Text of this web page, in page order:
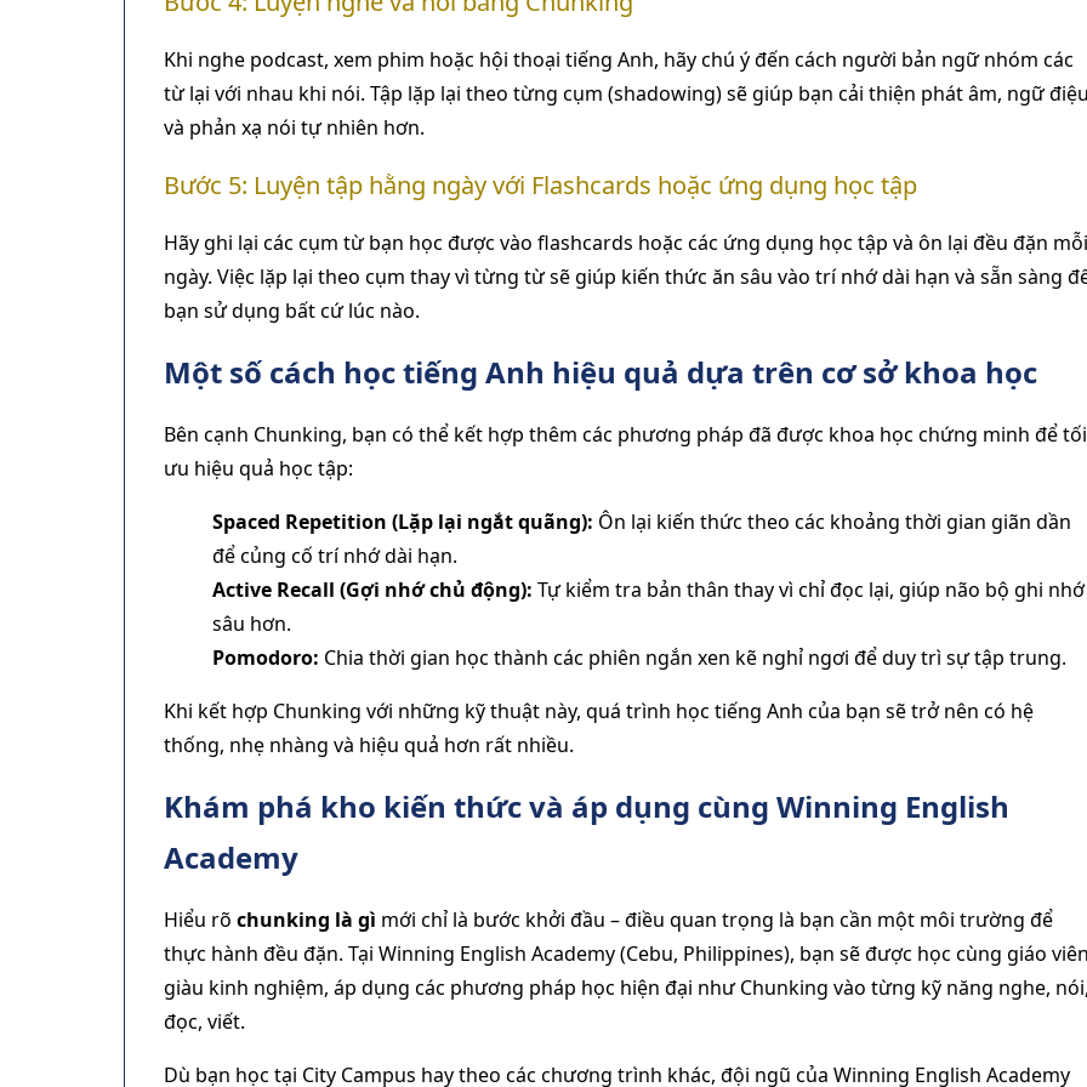
Khi nghe podcast, xem phim hoặc hội thoại tiếng Anh, hãy chú ý đến cách người bản ngữ nhóm các
từ lại với nhau khi nói. Tập lặp lại theo từng cụm (shadowing) sẽ giúp bạn cải thiện phát âm, ngữ điệu
và phản xạ nói tự nhiên hơn.
Bước 5: Luyện tập hằng ngày với Flashcards hoặc ứng dụng học tập
Hãy ghi lại các cụm từ bạn học được vào flashcards hoặc các ứng dụng học tập và ôn lại đều đặn mỗi
ngày. Việc lặp lại theo cụm thay vì từng từ sẽ giúp kiến thức ăn sâu vào trí nhớ dài hạn và sẵn sàng
bạn sử dụng bất cứ lúc nào.
Một số cách học tiếng Anh hiệu quả dựa trên cơ sở khoa học
Bên cạnh Chunking, bạn có thể kết hợp thêm các phương pháp đã được khoa học chứng minh để tối
ưu hiệu quả học tập:
Spaced Repetition (Lặp lại ngắt quãng): Ôn lại kiến thức theo các khoảng thời gian giãn dần
để củng cố trí nhớ dài hạn.
Active Recall (Gợi nhớ chủ động): Tự kiểm tra bản thân thay vì chỉ đọc lại, giúp não bộ ghi nhớ
sâu hơn.
Pomodoro: Chia thời gian học thành các phiên ngắn xen kẽ nghỉ ngơi để duy trì sự tập trung.
Khi kết hợp Chunking với những kỹ thuật này, quá trình học tiếng Anh của bạn sẽ trở nên có hệ
thống, nhẹ nhàng và hiệu quả hơn rất nhiều.
Khám phá kho kiến thức và áp dụng cùng Winning English
Academy
Hiểu rõ chunking là gì mới chỉ là bước khởi đầu – điều quan trọng là bạn cần một môi trường để
thực hành đều đặn. Tại Winning English Academy (Cebu, Philippines), bạn sẽ được học cùng giáo viên
giàu kinh nghiệm, áp dụng các phương pháp học hiện đại như Chunking vào từng kỹ năng nghe, nói,
đọc, viết.
Dù bạn học tại City Campus hay theo các chương trình khác, đội ngũ của Winning English Academy